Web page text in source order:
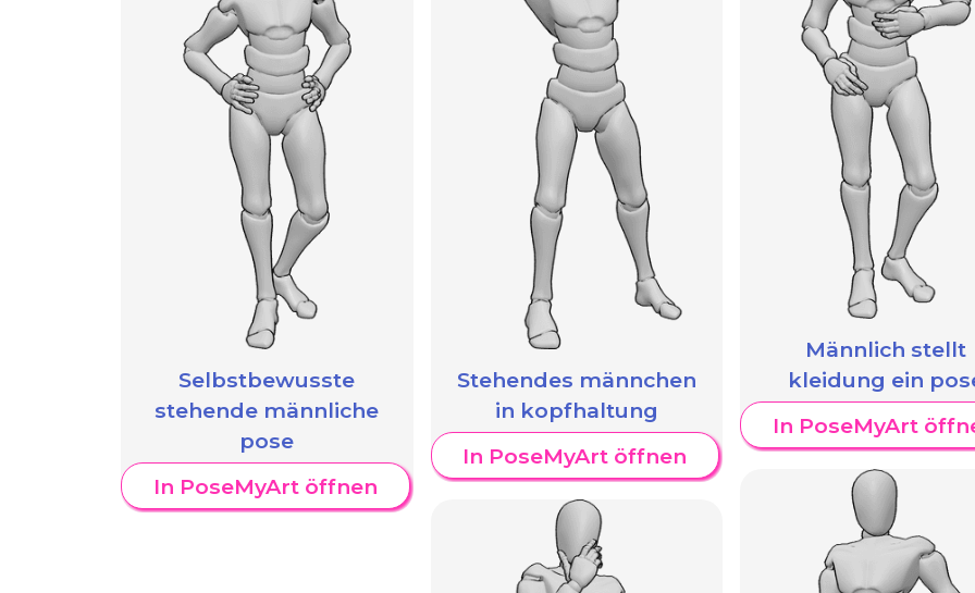
Selbstbewusste
stehende männliche
pose
In PoseMyArt öffnen
Stehendes männchen
in kopfhaltung
In PoseMyArt öffnen
Männlich stellt
kleidung ein
In PoseMyArt